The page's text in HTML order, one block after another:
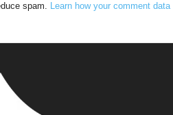
spam. Learn how your comment data